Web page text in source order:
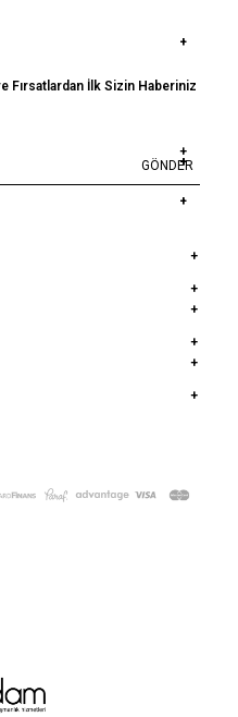
Fırsatlardan İlk Sizin Haberiniz
GÖNDER